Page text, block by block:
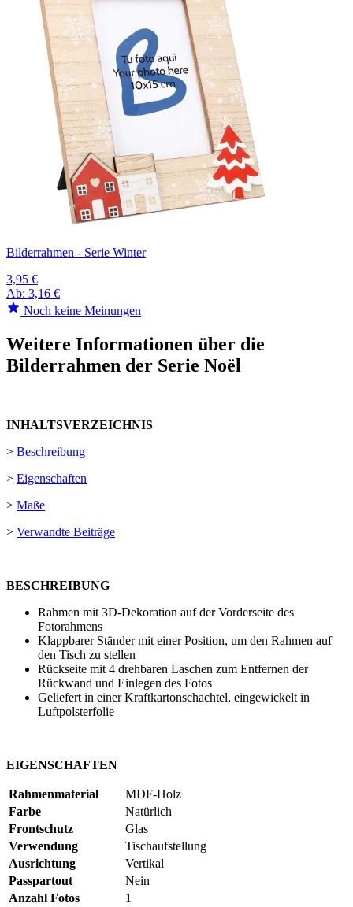
Bilderrahmen - Serie Winter
3,95 €
Ab: 3,16 €
Noch keine Meinungen
Weitere Informationen über die
Bilderrahmen der Serie Noël
INHALTSVERZEICHNIS
> Beschreibung
> Eigenschaften
> Maße
> Verwandte Beiträge
BESCHREIBUNG
Rahmen mit 3D-Dekoration auf der Vorderseite des
Fotorahmens
Klappbarer Ständer mit einer Position, um den Rahmen auf
den Tisch zu stellen
Rückseite mit 4 drehbaren Laschen zum Entfernen der
Rückwand und Einlegen des Fotos
Geliefert in einer Kraftkartonschachtel, eingewickelt in
Luftpolsterfolie
EIGENSCHAFTEN
Rahmenmaterial
MDF-Holz
Farbe
Natürlich
Frontschutz
Glas
Verwendung
Tischaufstellung
Ausrichtung
Vertikal
Passpartout
Nein
Anzahl Fotos
1